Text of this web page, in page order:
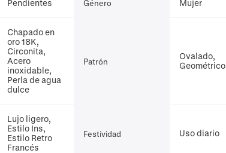
Pendientes Género Mujer
Chapado en
oro 18K,
Circonita,
Acero
inoxidable,
Perla de agua
dulce
Patrón
Ovalado,
Geométrico
Lujo ligero,
Estilo Ins,
Estilo Retro
Francés
Festividad Uso diario